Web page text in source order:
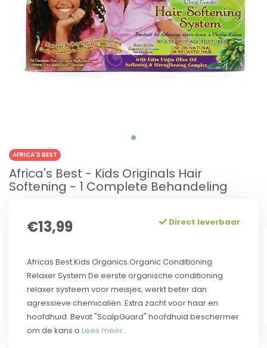
AFRICA'S BEST
Africa's Best - Kids Originals Hair
Softening - 1 Complete Behandeling
€13,99 Direct leverbaar
Africas Best Kids Organics Organic Conditioning
Relaxer System De eerste organische conditioning
relaxer systeem voor meisjes, werkt beter dan
agressieve chemicaliën. Extra zacht voor haar en
hoofdhuid. Bevat "ScalpGuard" hoofdhuid beschermer
om de kans o Lees meer..